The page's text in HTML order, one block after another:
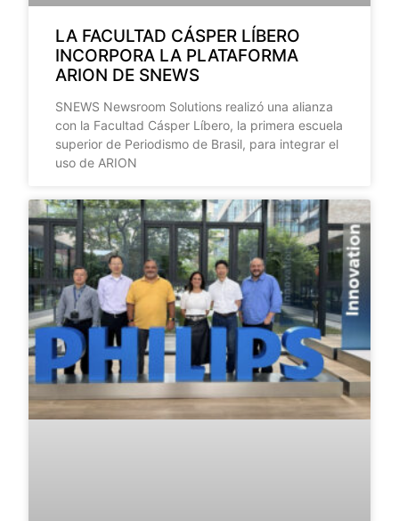
LA FACULTAD CÁSPER LÍBERO
INCORPORA LA PLATAFORMA
ARION DE SNEWS
SNEWS Newsroom Solutions realizó una alianza
con la Facultad Cásper Líbero, la primera escuela
superior de Periodismo de Brasil, para integrar el
uso de ARION